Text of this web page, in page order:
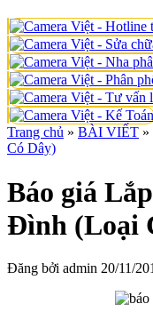
Trang chủ » BÀI VIẾT »
Có Dây)
Báo giá
Đình (Loại
Đăng bởi admin 20/11/